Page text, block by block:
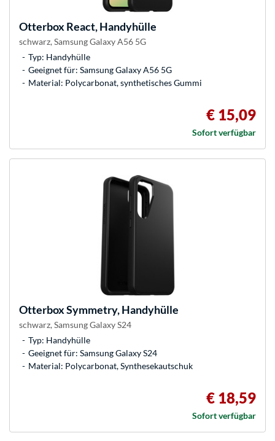
OtterboxReact, Handyhülle
schwarz, Samsung Galaxy A56 5G
Typ: Handyhülle
Geeignet für: Samsung Galaxy A56 5G
Material: Polycarbonat, synthetisches Gummi
€ 15,09
Sofort verfügbar
OtterboxSymmetry, Handyhülle
schwarz, Samsung Galaxy S24
Typ: Handyhülle
Geeignet für: Samsung Galaxy S24
Material: Polycarbonat, Synthesekautschuk
€ 18,59
Sofort verfügbar